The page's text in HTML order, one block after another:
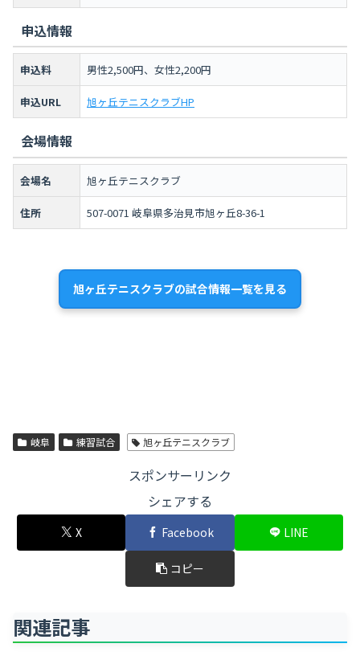
申込情報
申込料 男性2,500円、女性2,200円
申込URL 旭ヶ丘テニスクラブHP
会場情報
会場名 旭ヶ丘テニスクラブ
住所 507-0071 岐阜県多治見市旭ヶ丘8-36-1
旭ヶ丘テニスクラブの試合情報一覧を見る
岐阜 練習試合 旭ヶ丘テニスクラブ
スポンサーリンク
シェアする
X Facebook LINE
コピー
関連記事